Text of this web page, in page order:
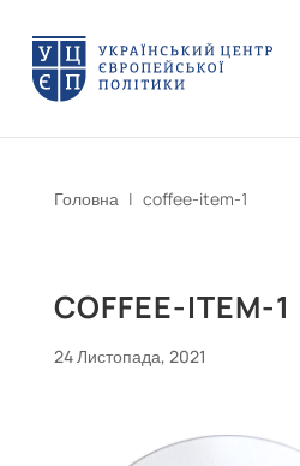
Головна | coffee-item-1
COFFEE-ITEM-1
24 Листопада, 2021